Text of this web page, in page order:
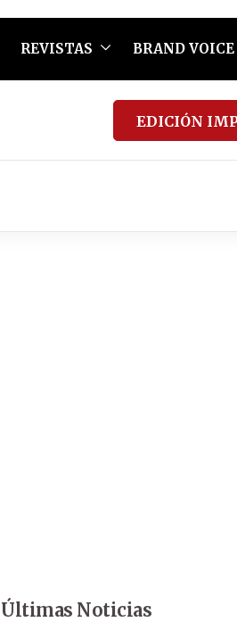
REVISTAS BRAND VOICE
EDICIÓN
Últimas Noticias